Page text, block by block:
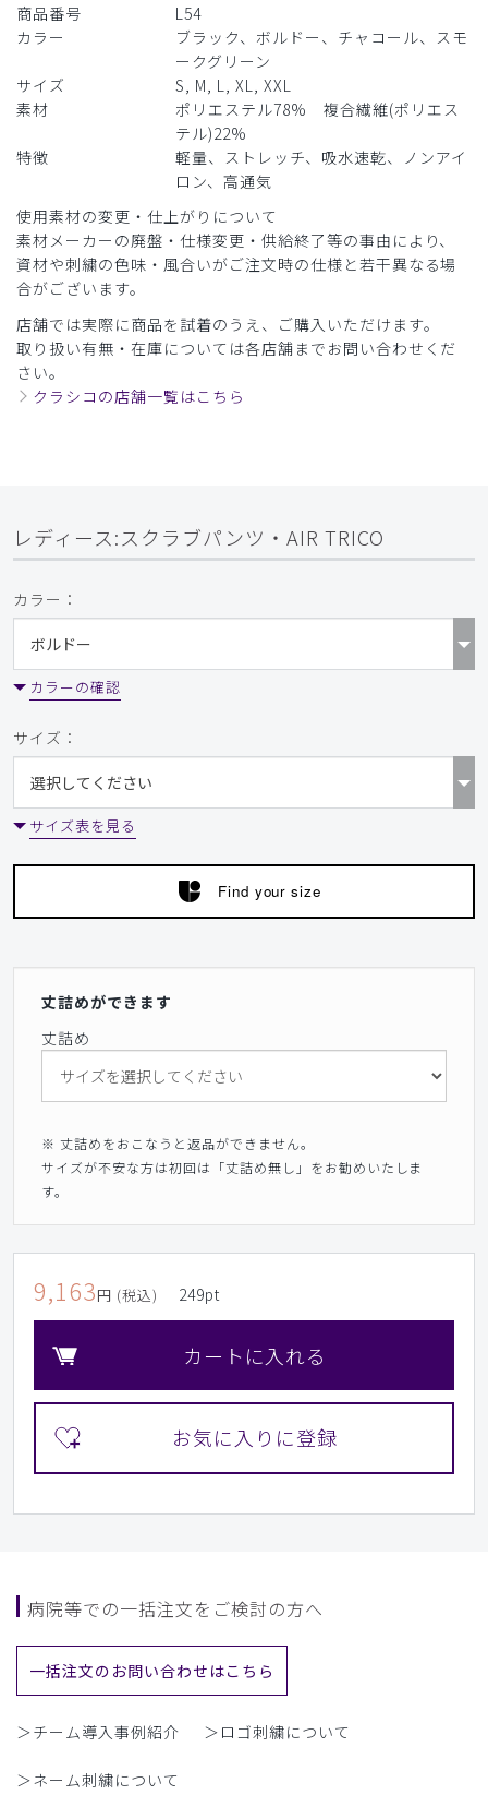
商品番号
L54
カラー
ブラック、ボルドー、チャコール、スモ
ークグリーン
サイズ
S, M, L, XL, XXL
素材
ポリエステル78% 複合繊維(ポリエス
テル)22%
特徴
軽量、ストレッチ、吸水速乾、ノンアイ
ロン、高通気
使用素材の変更・仕上がりについて
素材メーカーの廃盤・仕様変更・供給終了等の事由により、
資材や刺繍の色味・風合いがご注文時の仕様と若干異なる場
合がございます。
店舗では実際に商品を試着のうえ、ご購入いただけます。
取り扱い有無・在庫については各店舗までお問い合わせくだ
さい。
クラシコの店舗一覧はこちら
レディース:スクラブパンツ・AIR TRICO
カラー：
カラーの確認
サイズ：
サイズ表を見る
Find your size
丈詰めができます
丈詰め
※ 丈詰めをおこなうと返品ができません。
サイズが不安な方は初回は「丈詰め無し」をお勧めいたしま
す。
9,163円 (税込) 249pt
カートに入れる
病院等での一括注文をご検討の方へ
一括注文のお問い合わせはこちら
＞チーム導入事例紹介 ＞ロゴ刺繍について
＞ネーム刺繍について